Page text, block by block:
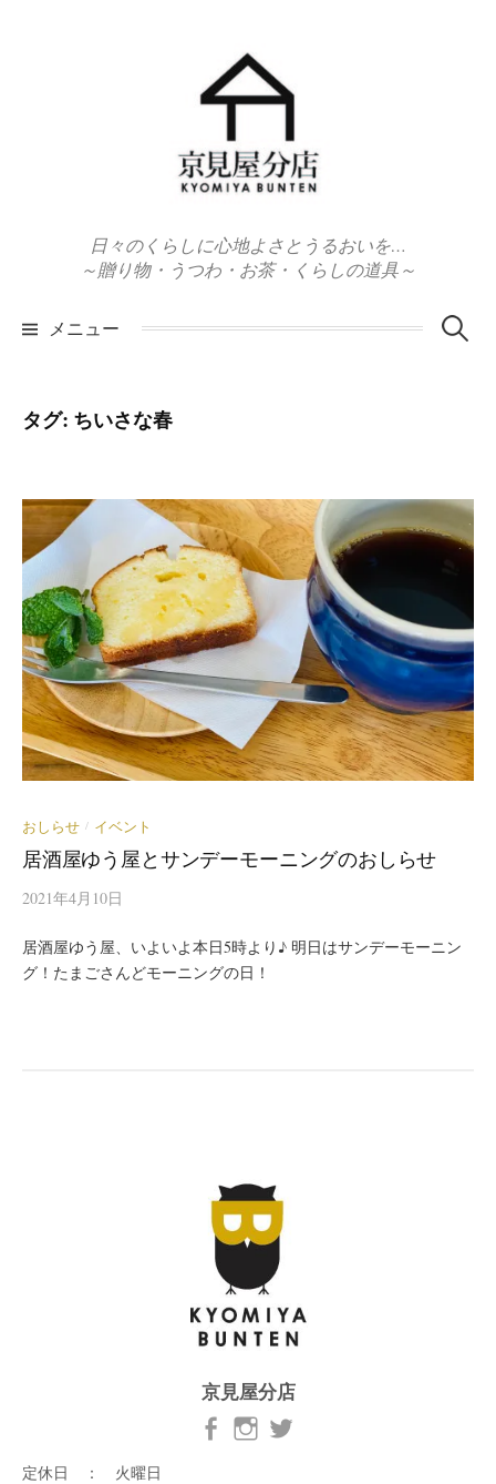
日々のくらしに心地よさとうるおいを…
～贈り物・うつわ・お茶・くらしの道具～
メニュー 検
タグ: ちいさな春
おしらせ / イベント
居酒屋ゆう屋とサンデーモーニングのおしらせ
2021年4月10日
居酒屋ゆう屋、いよいよ本日5時より♪ 明日はサンデーモーニン
グ！たまごさんどモーニングの日！
京見屋分店
定休日 ： 火曜日